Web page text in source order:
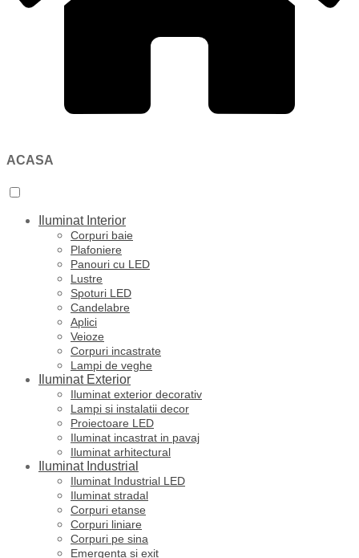
ACASA
Iluminat Interior
Corpuri baie
Plafoniere
Panouri cu LED
Lustre
Spoturi LED
Candelabre
Aplici
Veioze
Corpuri incastrate
Lampi de veghe
Iluminat Exterior
Iluminat exterior decorativ
Lampi si instalatii decor
Proiectoare LED
Iluminat incastrat in pavaj
Iluminat arhitectural
Iluminat Industrial
Iluminat Industrial LED
Iluminat stradal
Corpuri etanse
Corpuri liniare
Corpuri pe sina
Emergenta si exit